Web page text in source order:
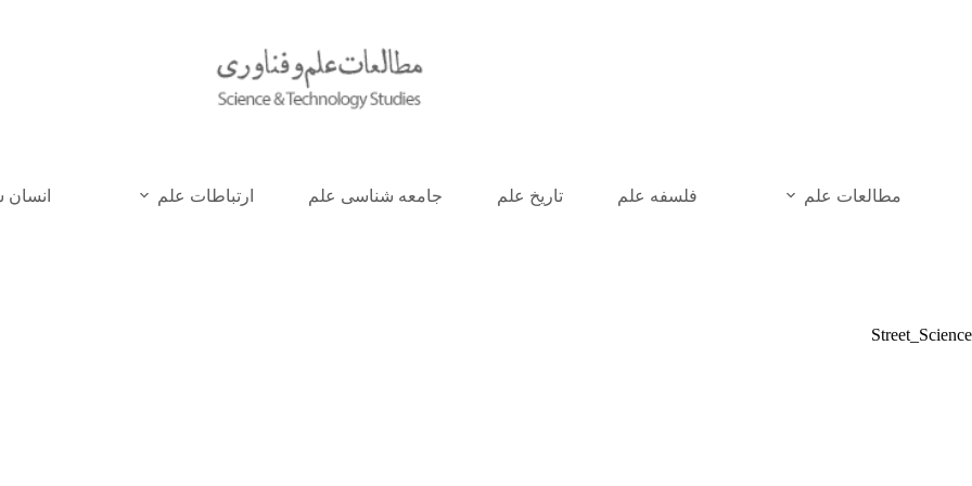
مطالعات علم فلسفه علم تاریخ علم جامعه شناسی علم ارتباطات علم
Street_Science